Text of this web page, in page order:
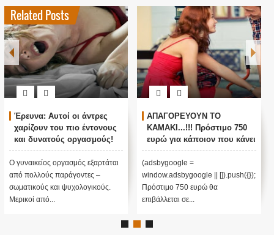
Related Posts
Έρευνα: Αυτοί οι άντρες
χαρίζουν του πιο έντονους
και δυνατούς οργασμούς!
Ο γυναικείος οργασμός εξαρτάται
από πολλούς παράγοντες –
σωματικούς και ψυχολογικούς.
Μερικοί από...
ΑΠΑΓΟΡΕΥΟΥΝ ΤΟ
ΚΑΜΑΚΙ...!!! Πρόστιμο 750
ευρώ για κάποιον που κάνει
καμάκι!
(adsbygoogle =
window.adsbygoogle || []).push({});
Πρόστιμο 750 ευρώ θα
επιβάλλεται σε...